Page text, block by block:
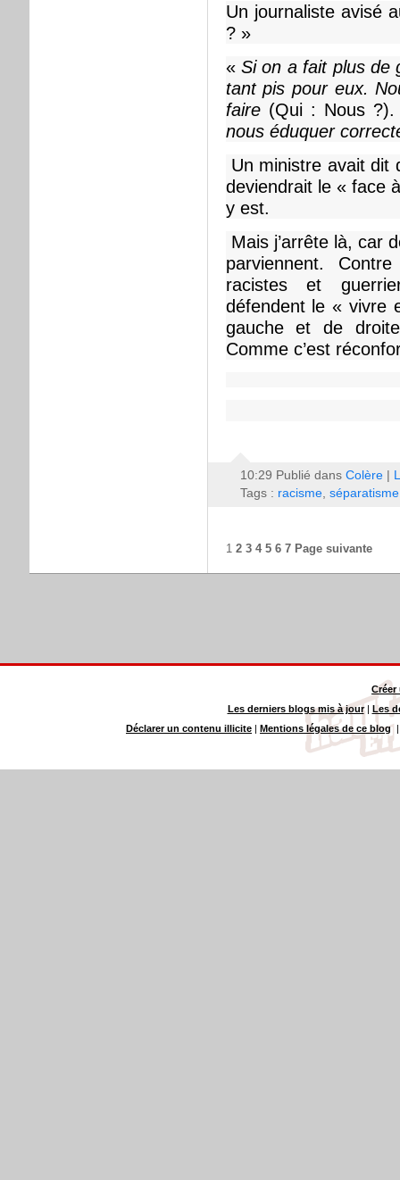
Un journaliste avisé
? »
« Si on a fait plus de
tant pis pour eux.
faire(Qui : Nous
nous éduquer
Un ministre avait dit
deviendrait le « face
y est.
Mais j’arrête là, car
parviennent.
racistes et
défendent le « vivre
gauche et de
Comme c’est
10:29 Publié dans Colère|
Tags : racisme, séparatisme
1 2 3 4 5 6 7 Page suivante
Créer
Les derniers blogs mis à jour| Les
Déclarer un contenu illicite | Mentions légales de ce blog